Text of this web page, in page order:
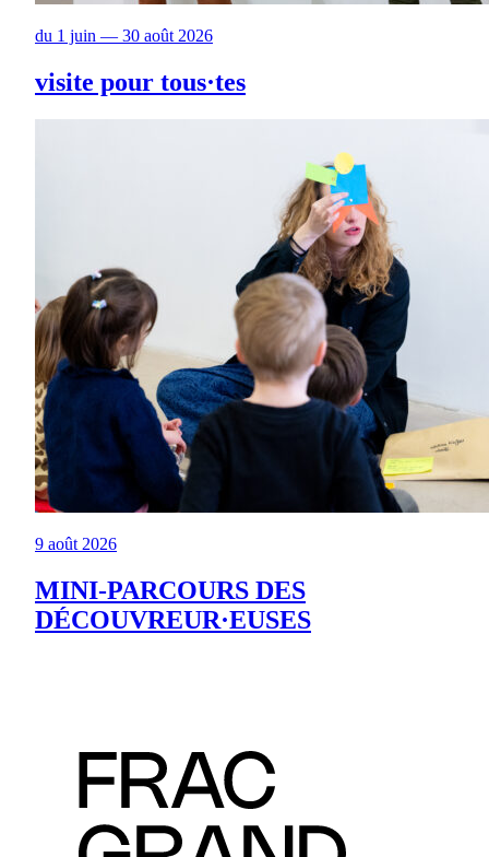
du 1 juin — 30 août 2026
visite pour tous·tes
9 août 2026
MINI-PARCOURS DES
DÉCOUVREUR·EUSES